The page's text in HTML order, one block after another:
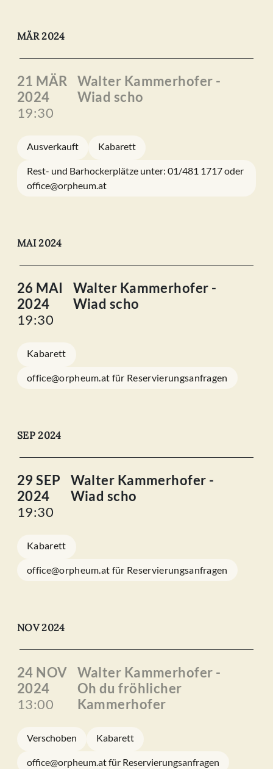
MÄR 2024
21 MÄR
2024
19:30
Walter Kammerhofer -
Wiad scho
Ausverkauft Kabarett
Rest- und Barhockerplätze unter: 01/481 1717 oder
office@orpheum.at
MAI 2024
26 MAI
2024
19:30
Walter Kammerhofer -
Wiad scho
Kabarett
office@orpheum.at für Reservierungsanfragen
SEP 2024
29 SEP
2024
19:30
Walter Kammerhofer -
Wiad scho
Kabarett
office@orpheum.at für Reservierungsanfragen
NOV 2024
24 NOV
2024
13:00
Walter Kammerhofer -
Oh du fröhlicher
Kammerhofer
Verschoben Kabarett
office@orpheum.at für Reservierungsanfragen